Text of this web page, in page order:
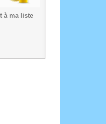
à ma liste